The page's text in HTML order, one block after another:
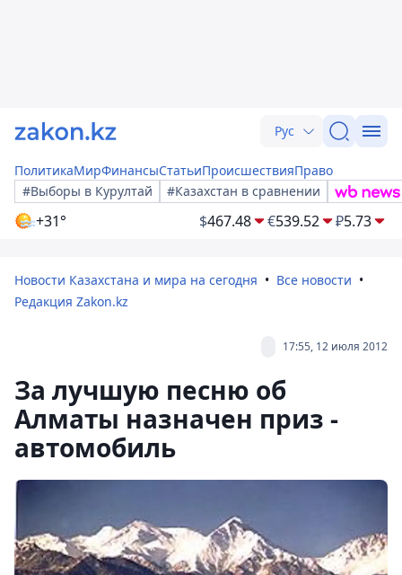
Рус
ПолитикаМирФинансыСтатьиПроисшествияПраво
#Выборы в Курултай
#Казахстан в сравнении
+31° $467.48 €539.52 ₽5.73
Новости Казахстана и мира на сегодня
Все новости
Редакция Zakon.kz
17:55, 12 июля 2012
За лучшую песню об
Алматы назначен приз -
автомобиль